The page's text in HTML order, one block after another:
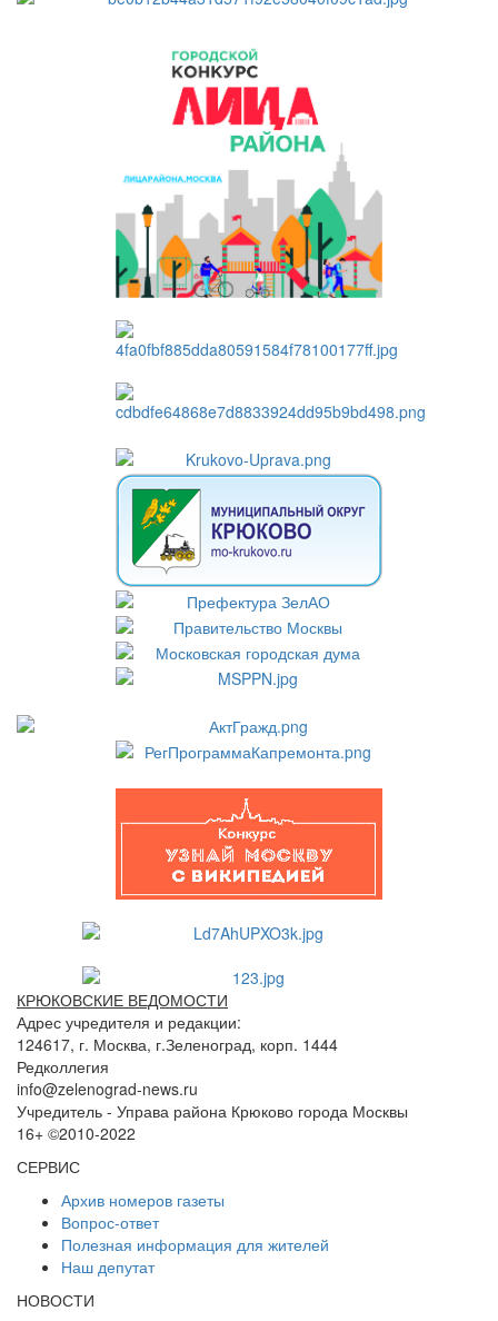
КРЮКОВСКИЕ ВЕДОМОСТИ
Адрес учредителя и редакции:
124617, г. Москва, г.Зеленоград, корп. 1444
Редколлегия
info@zelenograd-news.ru
Учредитель - Управа района Крюково города Москвы
16+ ©2010-2022
СЕРВИС
Архив номеров газеты
Вопрос-ответ
Полезная информация для жителей
Наш депутат
НОВОСТИ